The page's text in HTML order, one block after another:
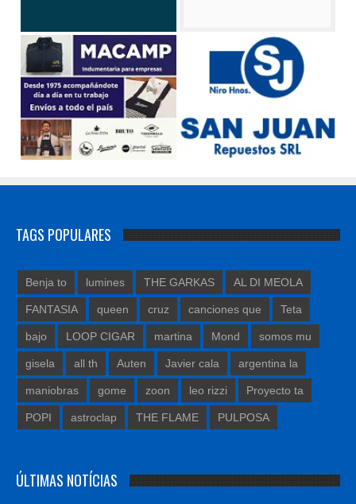
TAGS POPULARES
Benja to lumines THE GARKAS AL DI MEOLA
FANTASIA queen cruz canciones que Teta
bajo LOOP CIGAR martina Mond somos mu
gisela all th Auten Javier cala argentina la
maniobras gome zoon leo rizzi Proyecto ta
POPI astroclap THE FLAME PULPOSA
ÚLTIMAS NOTÍCIAS